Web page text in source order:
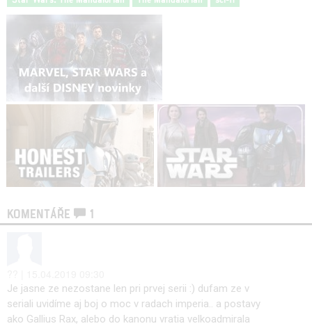
KOMENTÁŘE 1
Je jasne ze nezostane len pri prvej serii :) dufam ze v
seriali uvidíme aj boj o moc v radach imperia.. a postavy
ako Gallius Rax, alebo do kanonu vratia velkoadmirala